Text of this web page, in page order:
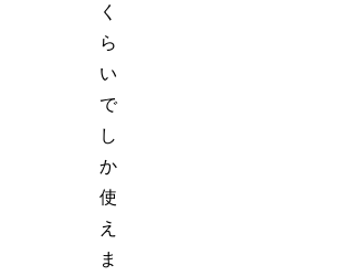
く
ら
い
で
し
か
使
え
ま